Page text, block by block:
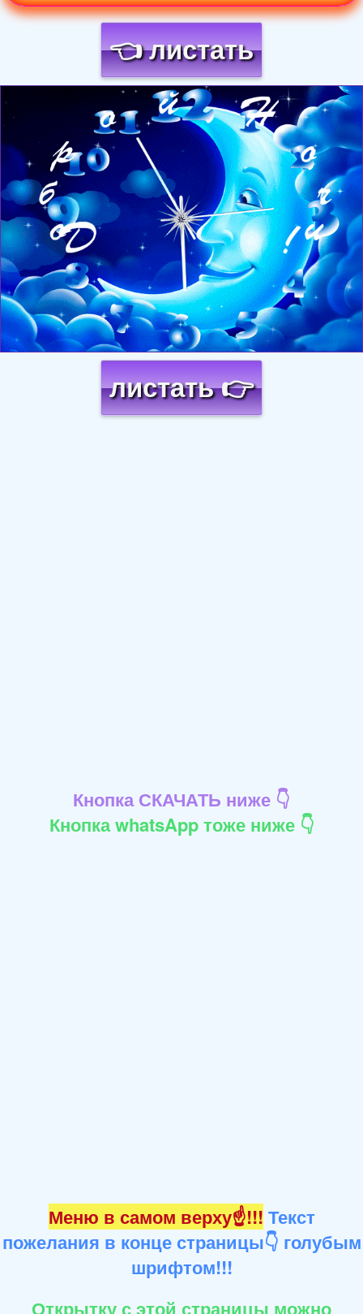
👈 листать
Загрузка картинки...
листать 👉
Кнопка СКАЧАТЬ ниже 👇
Кнопка whatsApp тоже ниже 👇
Меню в самом верху☝!!! Текст
пожелания в конце страницы👇 голубым
шрифтом!!!
Открытку с этой страницы можно